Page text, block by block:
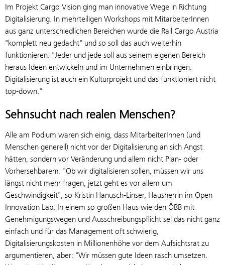
Im Projekt Cargo Vision ging man innovative Wege in Richtung
Digitalisierung. In mehrteiligen Workshops mit MitarbeiterInnen
aus ganz unterschiedlichen Bereichen wurde die Rail Cargo Austria
"komplett neu gedacht" und so soll das auch weiterhin
funktionieren: "Jeder und jede soll aus seinem eigenen Bereich
heraus Ideen entwickeln und im Unternehmen einbringen.
Digitalisierung ist auch ein Kulturprojekt und das funktioniert nicht
top-down."
Sehnsucht nach realen Menschen?
Alle am Podium waren sich einig, dass MitarbeiterInnen (und
Menschen generell) nicht vor der Digitalisierung an sich Angst
hätten, sondern vor Veränderung und allem nicht Plan- oder
Vorhersehbarem. "Ob wir digitalisieren sollen, müssen wir uns
längst nicht mehr fragen, jetzt geht es vor allem um
Geschwindigkeit", so Kristin Hanusch-Linser, Hausherrin im Open
Innovation Lab. In einem so großen Haus wie den ÖBB mit
Genehmigungswegen und Ausschreibungspflicht sei das nicht ganz
einfach und für das Management oft schwierig,
Digitalisierungskosten in Millionenhöhe vor dem Aufsichtsrat zu
argumentieren, aber: "Wir müssen gute Ideen rasch umsetzen.